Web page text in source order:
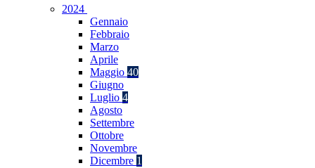
2024
Gennaio
Febbraio
Marzo
Aprile
Maggio 40
Giugno
Luglio 4
Agosto
Settembre
Ottobre
Novembre
Dicembre 1